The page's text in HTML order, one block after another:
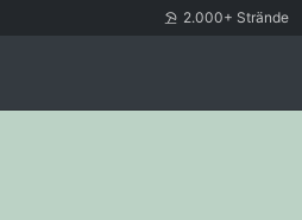
2.000+ Strände